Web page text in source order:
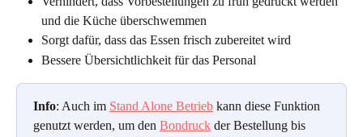
und die Küche überschwemmen
Sorgt dafür, dass das Essen frisch zubereitet wird
Bessere Übersichtlichkeit für das Personal
Info: Auch im Stand Alone Betrieb kann diese Funktion
genutzt werden, um den Bondruck der Bestellung bis